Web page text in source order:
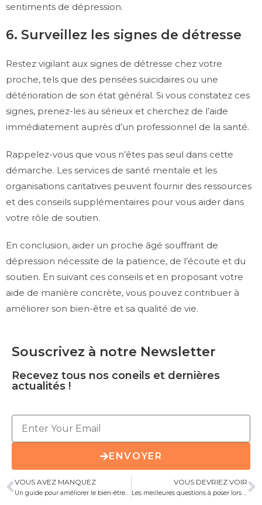
sentiments de dépression.
6. Surveillez les signes de détresse
Restez vigilant aux signes de détresse chez votre
proche, tels que des pensées suicidaires ou une
détérioration de son état général. Si vous constatez ces
signes, prenez-les au sérieux et cherchez de l’aide
immédiatement auprès d’un professionnel de la santé.
Rappelez-vous que vous n’êtes pas seul dans cette
démarche. Les services de santé mentale et les
organisations caritatives peuvent fournir des ressources
et des conseils supplémentaires pour vous aider dans
votre rôle de soutien.
En conclusion, aider un proche âgé souffrant de
dépression nécessite de la patience, de l’écoute et du
soutien. En suivant ces conseils et en proposant votre
aide de manière concrète, vous pouvez contribuer à
améliorer son bien-être et sa qualité de vie.
Souscrivez à notre Newsletter
Recevez tous nos coneils et dernières
actualités !
ENVOYER
VOUS AVEZ MANQUEZ
Un guide pour améliorer le bien-être et la qualité de vie des personnes âgées : les 14 besoins fondamentaux
VOUS DEVRIEZ VOIR
Les meilleures questions à poser lors de la visite d’une résidence autonomie